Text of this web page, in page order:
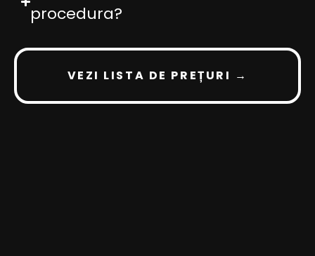
procedura?
VEZI LISTA DE PREȚURI →